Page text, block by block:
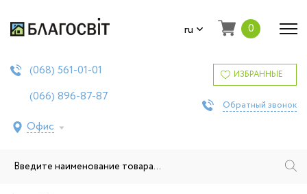
ru 0
(068) 561-01-01
(066) 896-87-87
Офис
ИЗБРАННЫЕ
Обратный звонок